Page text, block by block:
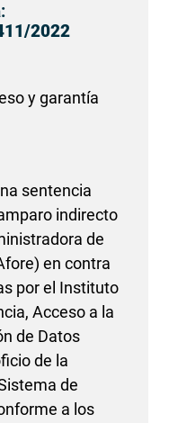
2022
y garantía
sentencia
indirecto
de
en contra
por el Instituto
Acceso a la
de Datos
de la
de
a los